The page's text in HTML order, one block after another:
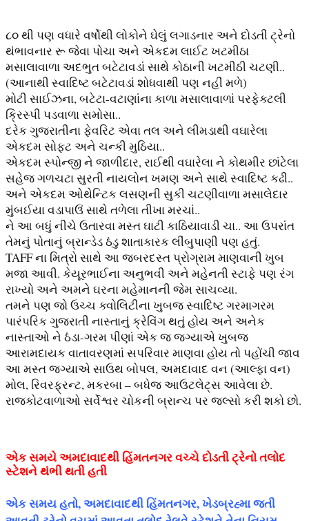
૮૦ થી પણ વધારે વર્ષોથી લોકોને ઘેલું લગાડનાર અને દોડતી ટ્રેનો
થંભાવનાર રૂ જેવા પોચા અને એકદમ લાઈટ ખટમીઠા
મસાલાવાળા અદભુત બટેટાવડાં સાથે કોઠાની ખટમીઠી ચટણી..
(આનાથી સ્વાદિષ્ટ બટેટાવડાં શોધવાથી પણ નહીં મળે)
મોટી સાઈઝના, બટેટા-વટાણાંના કાળા મસાલાવાળાં પરફેક્ટલી
ક્રિસ્પી પડવાળા સમોસા..
દરેક ગુજરાતીના ફેવરિટ એવા તલ અને લીમડાથી વઘારેલા
એકદમ સોફ્ટ અને ચન્કી મુઠિયા..
એકદમ સ્પોન્જી ને જાળીદાર, રાઈથી વઘારેલા ને કોથમીર છાંટેલા
સહેજ ગળચટા સુરતી નાયલોન ખમણ અને સાથે સ્વાદિષ્ટ કઢી..
અને એકદમ ઓથેન્ટિક લસણની સુકી ચટણીવાળા મસાલેદાર
મુંબઈયા વડાપાઉં સાથે તળેલા તીખા મરચાં..
ને આ બધું નીચે ઉતારવા મસ્ત ઘાટી કાઠિયાવાડી ચા.. આ ઉપરાંત
તેમનું પોતાનું બ્રાન્ડેડ ઠંડુ શાતાકારક લીંબુપાણી પણ હતું.
TAFF ના મિત્રો સાથે આ જબરદસ્ત પ્રોગ્રામ માણવાની ખુબ
મજા આવી. કેયૂરભાઈના અનુભવી અને મહેનતી સ્ટાફે પણ રંગ
રાખ્યો અને અમને ઘરના મહેમાનની જેમ સાચવ્યા.
તમને પણ જો ઉચ્ચ ક્વોલિટીના ખુબજ સ્વાદિષ્ટ ગરમાગરમ
પારંપરિક ગુજરાતી નાસ્તાનું ક્રેવિંગ થતું હોય અને અનેક
નાસ્તાઓ ને ઠંડા-ગરમ પીણાં એક જ જગ્યાએ ખુબજ
આરામદાયક વાતાવરણમાં સપરિવાર માણવા હોય તો પહોંચી જાવ
આ મસ્ત જગ્યાએ સાઉથ બોપલ, અમદાવાદ વન (આલ્ફા વન)
મોલ, રિવરફ્રન્ટ, મકરબા – બધેજ આઉટલેટ્સ આવેલા છે.
રાજકોટવાળાઓ સર્વેશ્વર ચોકની બ્રાન્ચ પર જલ્સો કરી શકો છો.
એક સમયે અમદાવાદથી હિંમતનગર વચ્ચે દોડતી ટ્રેનો તલોદ
સ્ટેશને થંભી થતી હતી
એક સમય હતો, અમદાવાદથી હિંમતનગર, ખેડબ્રહ્મા જતી